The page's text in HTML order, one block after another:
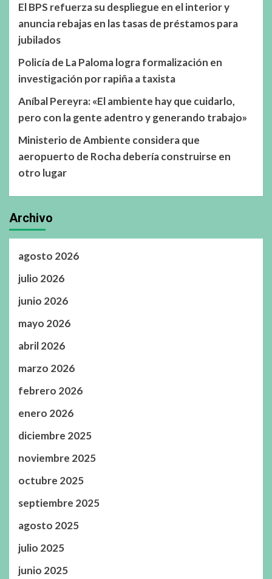
El BPS refuerza su despliegue en el interior y
anuncia rebajas en las tasas de préstamos para
jubilados
Policía de La Paloma logra formalización en
investigación por rapiña a taxista
Aníbal Pereyra: «El ambiente hay que cuidarlo,
pero con la gente adentro y generando trabajo»
Ministerio de Ambiente considera que
aeropuerto de Rocha debería construirse en
otro lugar
Archivo
agosto 2026
julio 2026
junio 2026
mayo 2026
abril 2026
marzo 2026
febrero 2026
enero 2026
diciembre 2025
noviembre 2025
octubre 2025
septiembre 2025
agosto 2025
julio 2025
junio 2025